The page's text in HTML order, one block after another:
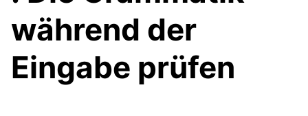
während der
Eingabe prüfen